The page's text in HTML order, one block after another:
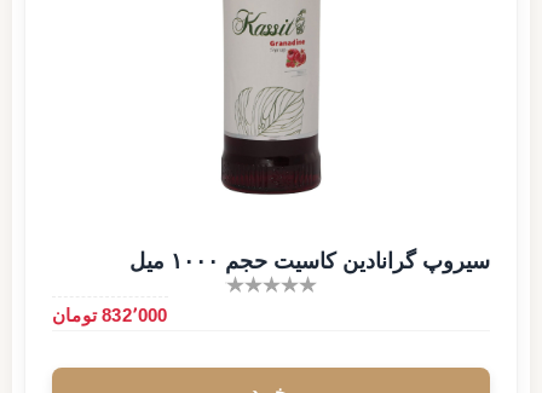
سیروپ گرانادین کاسیت حجم ۱۰۰۰ میل
832٬000 تومان